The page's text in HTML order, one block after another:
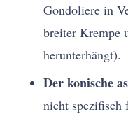
Gondoliere in
breiter Krempe
herunterhängt).
Der konische
nicht spezifisch